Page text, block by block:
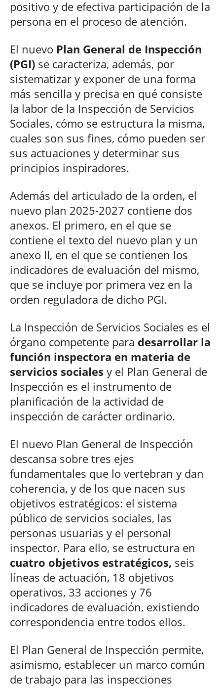
positivo y de efectiva participación de la
persona en el proceso de atención.
El nuevo Plan General de Inspección
(PGI) se caracteriza, además, por
sistematizar y exponer de una forma
más sencilla y precisa en qué consiste
la labor de la Inspección de Servicios
Sociales, cómo se estructura la misma,
cuales son sus fines, cómo pueden ser
sus actuaciones y determinar sus
principios inspiradores.
Además del articulado de la orden, el
nuevo plan 2025-2027 contiene dos
anexos. El primero, en el que se
contiene el texto del nuevo plan y un
anexo II, en el que se contienen los
indicadores de evaluación del mismo,
que se incluye por primera vez en la
orden reguladora de dicho PGI.
La Inspección de Servicios Sociales es el
órgano competente para desarrollar la
función inspectora en materia de
servicios sociales y el Plan General de
Inspección es el instrumento de
planificación de la actividad de
inspección de carácter ordinario.
El nuevo Plan General de Inspección
descansa sobre tres ejes
fundamentales que lo vertebran y dan
coherencia, y de los que nacen sus
objetivos estratégicos: el sistema
público de servicios sociales, las
personas usuarias y el personal
inspector. Para ello, se estructura en
cuatro objetivos estratégicos, seis
líneas de actuación, 18 objetivos
operativos, 33 acciones y 76
indicadores de evaluación, existiendo
correspondencia entre todos ellos.
El Plan General de Inspección permite,
asimismo, establecer un marco común
de trabajo para las inspecciones